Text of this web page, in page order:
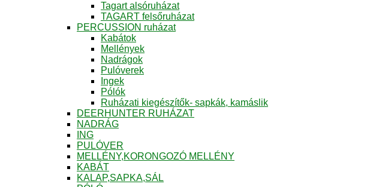
Tagart alsóruházat
TAGART felsőruházat
PERCUSSION ruházat
Kabátok
Mellények
Nadrágok
Pulóverek
Ingek
Pólók
Ruházati kiegészítők- sapkák, kamáslik
DEERHUNTER RUHÁZAT
NADRÁG
ING
PULÓVER
MELLÉNY,KORONGOZÓ MELLÉNY
KABÁT
KALAP,SAPKA,SÁL